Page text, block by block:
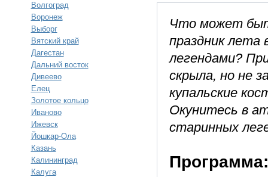
Волгоград
Воронеж
Выборг
Вятский край
Дагестан
Дальний восток
Дивеево
Елец
Золотое кольцо
Иваново
Ижевск
Йошкар-Ола
Казань
Калининград
Калуга
Что может
праздник лета
легендами?
скрыла, но не
купальские
Окунитесь в
старинных
Программа: